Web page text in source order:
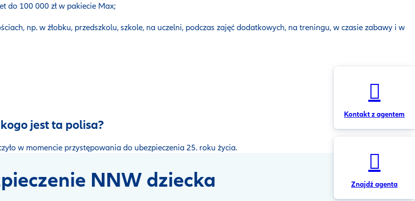
Kontakt z agentem
Znajdź agenta
do 100 000 zł w pakiecie Max;
np. w żłobku, przedszkolu, szkole, na uczelni, podczas zajęć dodatkowych, na treningu, w czasie zabawy i w
jest ta polisa?
w momencie przystępowania do ubezpieczenia 25. roku życia.
NNW dziecka